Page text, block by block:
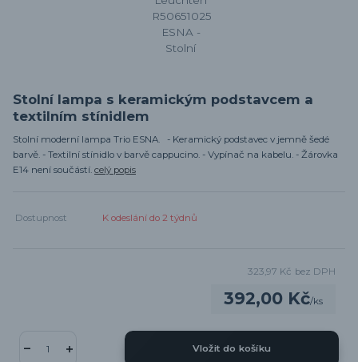
Stolní lampa s keramickým podstavcem a
textilním stínidlem
Stolní moderní lampa Trio ESNA. - Keramický podstavec v jemně šedé
barvě. - Textilní stínidlo v barvě cappucino. - Vypínač na kabelu. - Žárovka
E14 není součástí. celý popis
Dostupnost K odeslání do 2 týdnů
392,00 Kč/ks
323,97 Kč bez DPH
Vložit do košíku